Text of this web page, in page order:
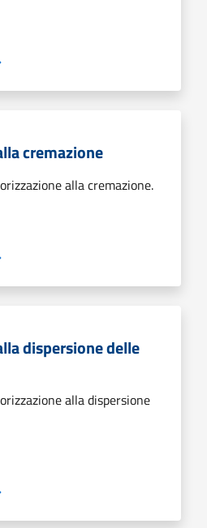
cremazione
alla cremazione.
dispersione delle
alla dispersione